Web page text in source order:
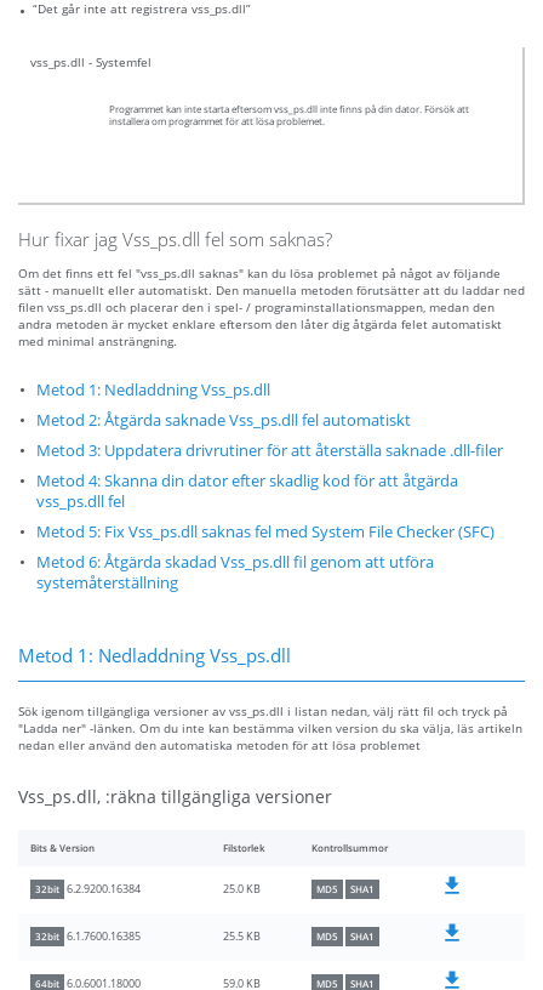
“Det går inte att registrera vss_ps.dll”
vss_ps.dll - Systemfel
Programmet kan inte starta eftersom vss_ps.dll inte finns på din dator. Försök att
installera om programmet för att lösa problemet.
Hur fixar jag Vss_ps.dll fel som saknas?
Om det finns ett fel "vss_ps.dll saknas" kan du lösa problemet på något av följande
sätt - manuellt eller automatiskt. Den manuella metoden förutsätter att du laddar ned
filen vss_ps.dll och placerar den i spel- / programinstallationsmappen, medan den
andra metoden är mycket enklare eftersom den låter dig åtgärda felet automatiskt
med minimal ansträngning.
Metod 1: Nedladdning Vss_ps.dll
Metod 2: Åtgärda saknade Vss_ps.dll fel automatiskt
Metod 3: Uppdatera drivrutiner för att återställa saknade .dll-filer
Metod 4: Skanna din dator efter skadlig kod för att åtgärda
vss_ps.dll fel
Metod 5: Fix Vss_ps.dll saknas fel med System File Checker (SFC)
Metod 6: Åtgärda skadad Vss_ps.dll fil genom att utföra
systemåterställning
Metod 1: Nedladdning Vss_ps.dll
Sök igenom tillgängliga versioner av vss_ps.dll i listan nedan, välj rätt fil och tryck på
"Ladda ner" -länken. Om du inte kan bestämma vilken version du ska välja, läs artikeln
nedan eller använd den automatiska metoden för att lösa problemet
Vss_ps.dll, :räkna tillgängliga versioner
Bits & Version Filstorlek Kontrollsummor
32bit 6.2.9200.16384 25.0 KB MD5 SHA1
32bit 6.1.7600.16385 25.5 KB MD5 SHA1
64bit 6.0.6001.18000 59.0 KB MD5 SHA1